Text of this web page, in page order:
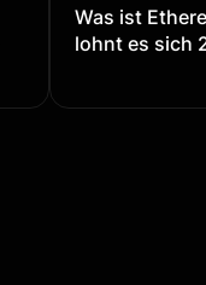
Was ist
lohnt es sich